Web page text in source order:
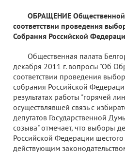
ОБРАЩЕНИЕ Общественной
соответствии проведения
Собрания Российской
Общественная палата
декабря 2011 г. вопросы "Об
соответствии проведения
собрания Российской
результатах работы "горячей
осуществлявшей связь с
депутатов Государственной
созыва" отмечает, что выборы
Российской Федерации
действующим